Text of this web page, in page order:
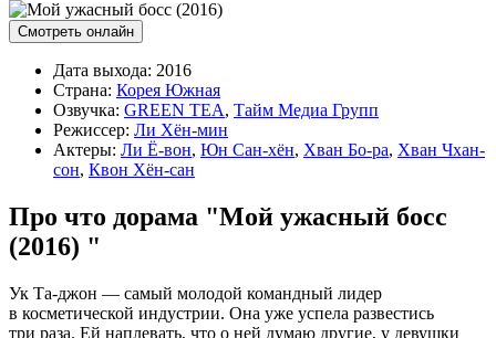
Смотреть онлайн
Дата выхода: 2016
Страна: Корея Южная
Озвучка: GREEN TEA, Тайм Медиа Групп
Режиссер: Ли Хён-мин
Актеры: Ли Ё-вон, Юн Сан-хён, Хван Бо-ра, Хван Чхан-
сон, Квон Хён-сан
Про что дорама "Мой ужасный босс
(2016) "
Ук Та-джон — самый молодой командный лидер
в косметической индустрии. Она уже успела развестись
три раза. Ей наплевать, что о ней думаю другие, у девушки